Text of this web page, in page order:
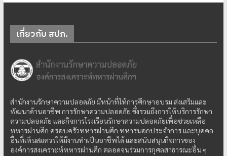
เกี่ยวกับ สปภ.
สำนักงานรักษาความปลอดภัย มีหน้าที่ให้การศึกษาอบรม ส่งเสริมและ
พัฒนาด้านอาชีพ การรักษาความปลอดภัย ซึ่งรวมถึงการให้บริการรักษา
ความปลอดภัย และกิจการโรงเรียนรักษาความปลอดภัยเพื่อช่วยเหลือ
ทหารผ่านศึก ครอบครัวทหารผ่านศึก ทหารนอกประจำการ และบุคคล
อื่นที่เห็นสมควรให้มีงานทำเป็นอาชีพได้ และสนับสนุนกิจการของ
องค์การสงเคราะห์ทหารผ่านศึก ตลอดจนร่วมการกุศลสาธารณะอื่น ๆ